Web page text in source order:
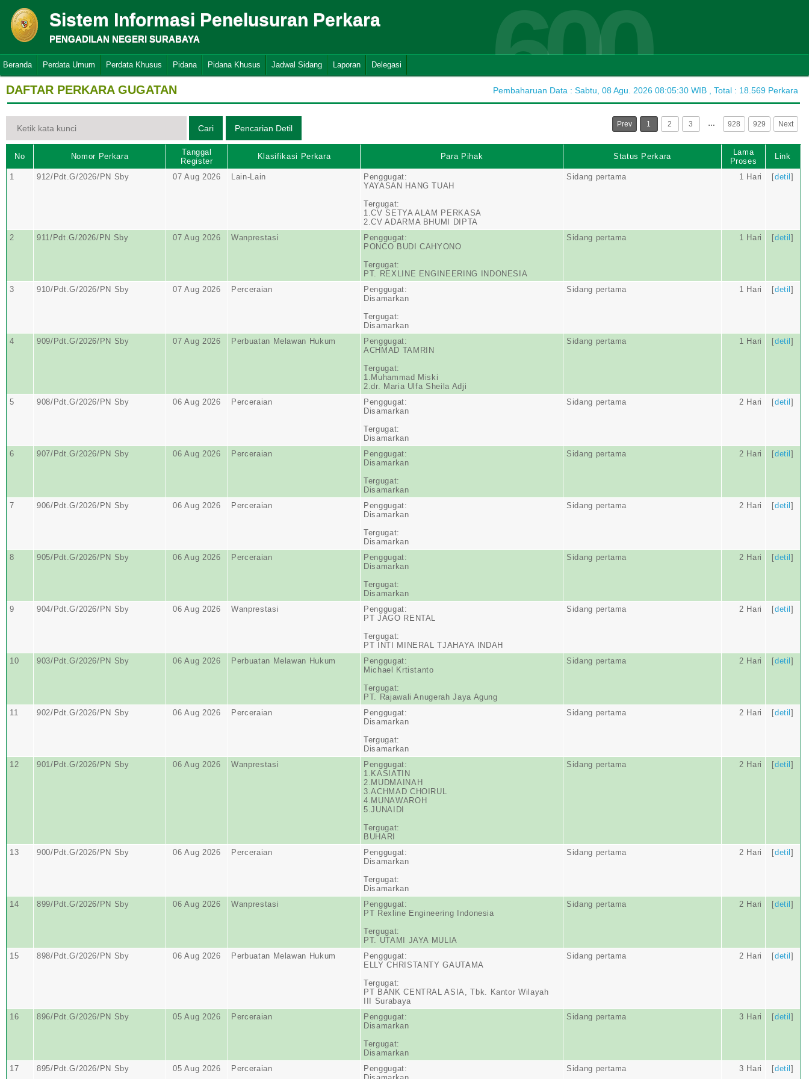
Sistem Informasi Penelusuran Perkara
PENGADILAN NEGERI SURABAYA 600
Beranda Perdata Umum Perdata Khusus Pidana Pidana Khusus Jadwal Sidang Laporan Delegasi
DAFTAR PERKARA GUGATAN Pembaharuan Data : Sabtu, 08 Agu. 2026 08:05:30 WIB , Total : 18.569 Perkara
Prev 1 2 3 … 928 929 Next
No Nomor Perkara
Tanggal
Register
Klasifikasi Perkara Para Pihak Status Perkara
Lama
Proses
Link
1 912/Pdt.G/2026/PN Sby 07 Aug 2026 Lain-Lain
Penggugat:
YAYASAN HANG TUAH
Tergugat:
1.CV SETYA ALAM PERKASA
2.CV ADARMA BHUMI DIPTA
Sidang pertama 1 Hari [detil]
2 911/Pdt.G/2026/PN Sby 07 Aug 2026 Wanprestasi
Penggugat:
PONCO BUDI CAHYONO
Tergugat:
PT. REXLINE ENGINEERING INDONESIA
Sidang pertama 1 Hari [detil]
3 910/Pdt.G/2026/PN Sby 07 Aug 2026 Perceraian
Penggugat:
Disamarkan
Tergugat:
Disamarkan
Sidang pertama 1 Hari [detil]
4 909/Pdt.G/2026/PN Sby 07 Aug 2026 Perbuatan Melawan Hukum
Penggugat:
ACHMAD TAMRIN
Tergugat:
1.Muhammad Miski
2.dr. Maria Ulfa Sheila Adji
Sidang pertama 1 Hari [detil]
5 908/Pdt.G/2026/PN Sby 06 Aug 2026 Perceraian
Penggugat:
Disamarkan
Tergugat:
Disamarkan
Sidang pertama 2 Hari [detil]
6 907/Pdt.G/2026/PN Sby 06 Aug 2026 Perceraian
Penggugat:
Disamarkan
Tergugat:
Disamarkan
Sidang pertama 2 Hari [detil]
7 906/Pdt.G/2026/PN Sby 06 Aug 2026 Perceraian
Penggugat:
Disamarkan
Tergugat:
Disamarkan
Sidang pertama 2 Hari [detil]
8 905/Pdt.G/2026/PN Sby 06 Aug 2026 Perceraian
Penggugat:
Disamarkan
Tergugat:
Disamarkan
Sidang pertama 2 Hari [detil]
9 904/Pdt.G/2026/PN Sby 06 Aug 2026 Wanprestasi
Penggugat:
PT JAGO RENTAL
Tergugat:
PT INTI MINERAL TJAHAYA INDAH
Sidang pertama 2 Hari [detil]
10 903/Pdt.G/2026/PN Sby 06 Aug 2026 Perbuatan Melawan Hukum
Penggugat:
Michael Krtistanto
Tergugat:
PT. Rajawali Anugerah Jaya Agung
Sidang pertama 2 Hari [detil]
11 902/Pdt.G/2026/PN Sby 06 Aug 2026 Perceraian
Penggugat:
Disamarkan
Tergugat:
Disamarkan
Sidang pertama 2 Hari [detil]
12 901/Pdt.G/2026/PN Sby 06 Aug 2026 Wanprestasi
Penggugat:
1.KASIATIN
2.MUDMAINAH
3.ACHMAD CHOIRUL
4.MUNAWAROH
5.JUNAIDI
Tergugat:
BUHARI
Sidang pertama 2 Hari [detil]
13 900/Pdt.G/2026/PN Sby 06 Aug 2026 Perceraian
Penggugat:
Disamarkan
Tergugat:
Disamarkan
Sidang pertama 2 Hari [detil]
14 899/Pdt.G/2026/PN Sby 06 Aug 2026 Wanprestasi
Penggugat:
PT Rexline Engineering Indonesia
Tergugat:
PT. UTAMI JAYA MULIA
Sidang pertama 2 Hari [detil]
15 898/Pdt.G/2026/PN Sby 06 Aug 2026 Perbuatan Melawan Hukum
Penggugat:
ELLY CHRISTANTY GAUTAMA
Tergugat:
PT BANK CENTRAL ASIA, Tbk. Kantor Wilayah
III Surabaya
Sidang pertama 2 Hari [detil]
16 896/Pdt.G/2026/PN Sby 05 Aug 2026 Perceraian
Penggugat:
Disamarkan
Tergugat:
Disamarkan
Sidang pertama 3 Hari [detil]
17 895/Pdt.G/2026/PN Sby 05 Aug 2026 Perceraian
Penggugat:
Sidang pertama 3 Hari [detil]